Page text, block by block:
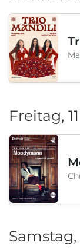
Freitag,